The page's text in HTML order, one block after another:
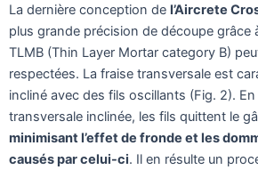
La dernière conception de l’Aircrete
plus grande précision de découpe grâce
TLMB (Thin Layer Mortar category B)
respectées. La fraise transversale est
incliné avec des fils oscillants (Fig. 2).
transversale inclinée, les fils quittent le
minimisant l’effet de fronde et les
causés par celui-ci. Il en résulte un